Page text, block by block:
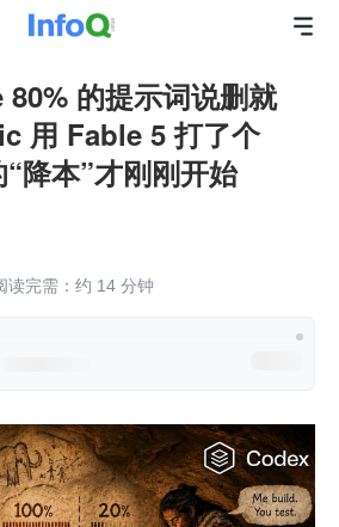
的提示词说删就
用 Fable 5 打了个
降本”才刚刚开始
读完需：约 14 分钟